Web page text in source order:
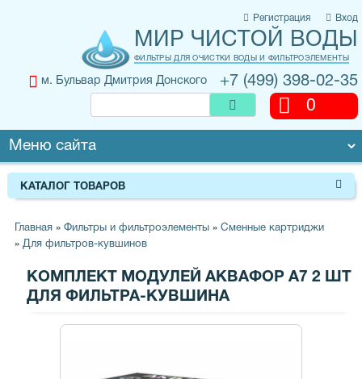
Регистрация Вход
МИР ЧИСТОЙ ВОДЫ
ФИЛЬТРЫ ДЛЯ ОЧИСТКИ ВОДЫ И ФИЛЬТРОЭЛЕМЕНТЫ
+7 (499) 398-02-35
м. Бульвар Дмитрия Донского
0
КАТАЛОГ ТОВАРОВ
Главная » Фильтры и фильтроэлементы » Сменные картриджи
» Для фильтров-кувшинов
КОМПЛЕКТ МОДУЛЕЙ АКВАФОР A7 2 ШТ
ДЛЯ ФИЛЬТРА-КУВШИНА